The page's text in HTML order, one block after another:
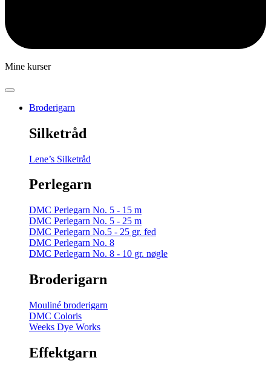
Mine kurser
Broderigarn
Silketråd
Lene’s Silketråd
Perlegarn
DMC Perlegarn No. 5 - 15 m
DMC Perlegarn No. 5 - 25 m
DMC Perlegarn No.5 - 25 gr. fed
DMC Perlegarn No. 8
DMC Perlegarn No. 8 - 10 gr. nøgle
Broderigarn
Mouliné broderigarn
DMC Coloris
Weeks Dye Works
Effektgarn